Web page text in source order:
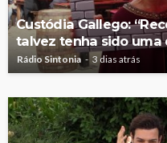
Custódia Gallego:
talvez tenha sido uma
Rádio Sintonia 3 dias atrás